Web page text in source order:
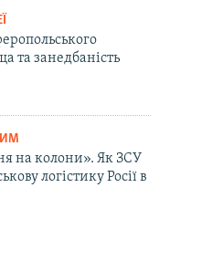
та занедбаність
на колони». Як ЗСУ
логістику Росії в